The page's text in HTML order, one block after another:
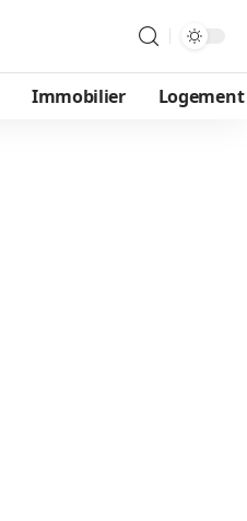
Immobilier Logement